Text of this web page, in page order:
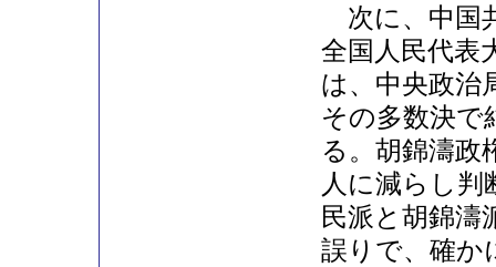
次に、中国
全国人民代表
は、中央政治
その多数決で
る。胡錦濤政
人に減らし
民派と胡錦濤
誤りで、確か